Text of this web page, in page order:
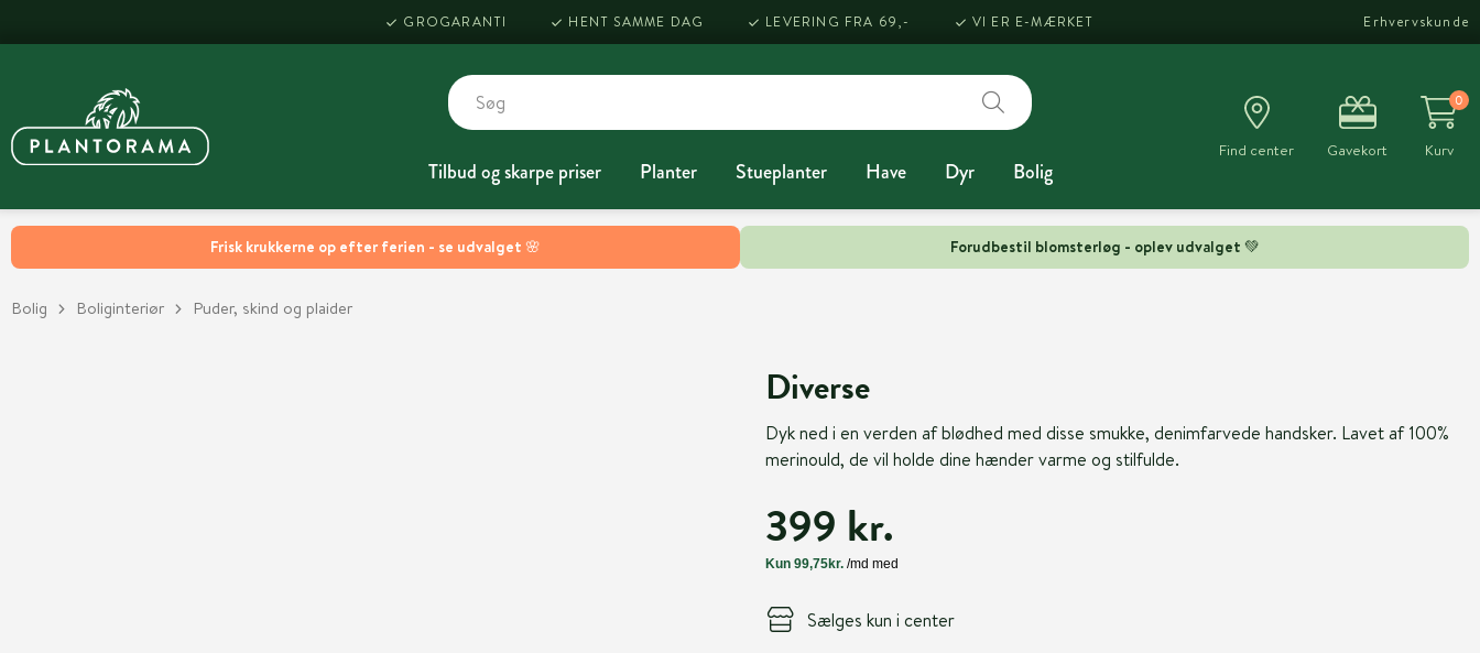
Frisk krukkerne op efter ferien - se udvalget 🌸 Forudbestil blomsterløg - oplev udvalget 💚
GROGARANTI HENT SAMME DAG LEVERING FRA 69,- VI ER E-MÆRKET Erhvervskunde
Tilbud og skarpe priser Planter Stueplanter Have Dyr Bolig
Find center Gavekort
0
Kurv
Bolig Boliginteriør Puder, skind og plaider
Diverse
Dyk ned i en verden af blødhed med disse smukke, denimfarvede handsker. Lavet af 100%
merinould, de vil holde dine hænder varme og stilfulde.
399 kr.
Sælges kun i center